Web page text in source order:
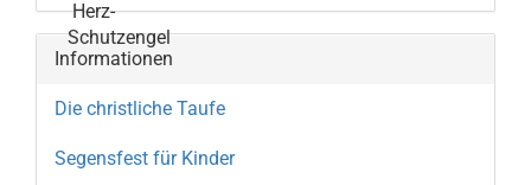
Informationen
Die christliche Taufe
Segensfest für Kinder